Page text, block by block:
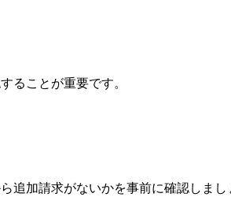
ることが重要です。
加請求がないかを事前に確認しまし